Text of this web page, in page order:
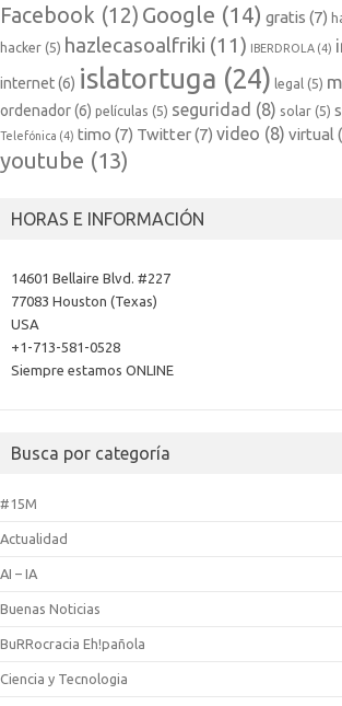
Facebook (12) Google (14) gratis (7)
hacker (5) hazlecasoalfriki (11) IBERDROLA (4)
internet(6) islatortuga (24) legal (5)
ordenador(6) películas (5) seguridad (8) solar (5)
Telefónica (4) timo (7) Twitter(7) video (8) virtual
youtube (13)
HORAS E INFORMACIÓN
14601 Bellaire Blvd. #227
77083 Houston (Texas)
USA
+1-713-581-0528
Siempre estamos ONLINE
Busca por categoría
#15M
Actualidad
AI – IA
Buenas Noticias
BuRRocracia Eh!pañola
Ciencia y Tecnologia